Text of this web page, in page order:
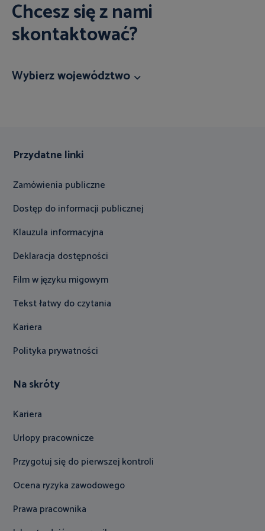
Chcesz się z nami
skontaktować?
Wybierz województwo
Przydatne linki
Zamówienia publiczne
Dostęp do informacji publicznej
Klauzula informacyjna
Deklaracja dostępności
Film w języku migowym
Tekst łatwy do czytania
Kariera
Polityka prywatności
Na skróty
Kariera
Urlopy pracownicze
Przygotuj się do pierwszej kontroli
Ocena ryzyka zawodowego
Prawa pracownika